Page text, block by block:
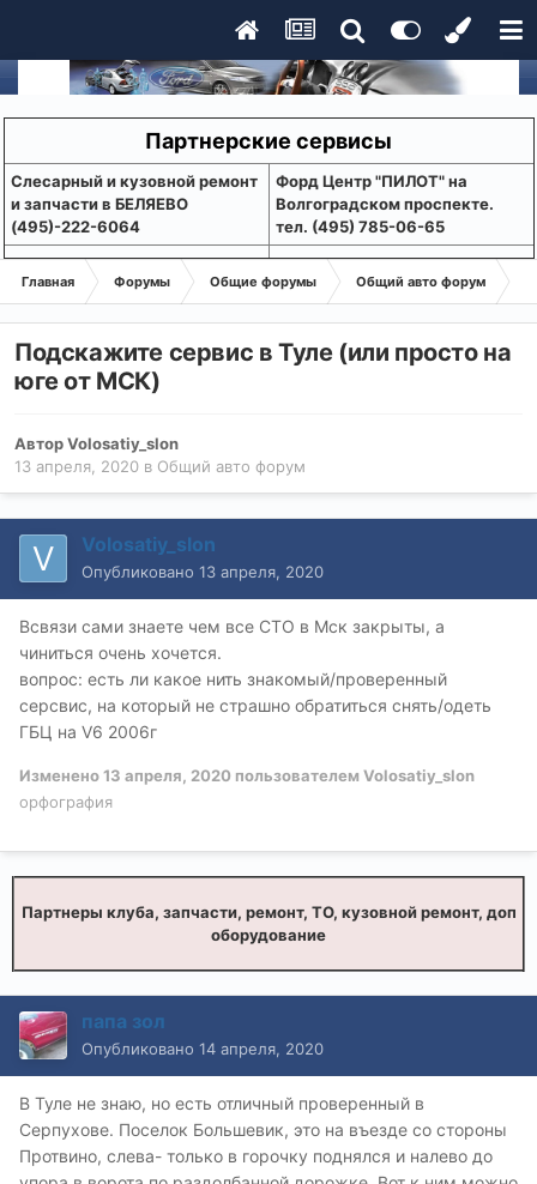
Партнерские сервисы
Слесарный и кузовной ремонт
и запчасти в БЕЛЯЕВО
(495)-222-6064
Форд Центр "ПИЛОТ" на
Волгоградском проспекте.
тел. (495) 785-06-65
Главная Форумы Общие форумы Общий авто форум
Подскажите сервис в Туле (или просто на
юге от МСК)
АвторVolosatiy_slon
13 апреля, 2020 в Общий авто форум
Volosatiy_slon
Опубликовано 13 апреля, 2020
Всвязи сами знаете чем все СТО в Мск закрыты, а
чиниться очень хочется.
вопрос: есть ли какое нить знакомый/проверенный
серсвис, на который не страшно обратиться снять/одеть
ГБЦ на V6 2006г
Изменено13 апреля, 2020 пользователем Volosatiy_slon
орфография
Партнеры клуба, запчасти, ремонт, ТО, кузовной ремонт, доп
оборудование
папа зол
Опубликовано 14 апреля, 2020
В Туле не знаю, но есть отличный проверенный в
Серпухове. Поселок Большевик, это на въезде со стороны
Протвино, слева- только в горочку поднялся и налево до